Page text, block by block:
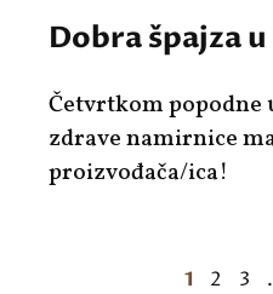
Dobra špajza
Četvrtkom popodne
zdrave namirnice
proizvođača/ica!
1 2 3